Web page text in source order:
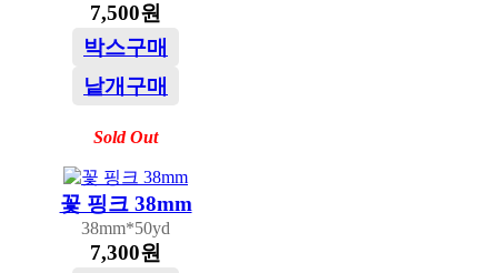
7,500원
박스구매
낱개구매
Sold Out
꽃 핑크 38mm
38mm*50yd
7,300원